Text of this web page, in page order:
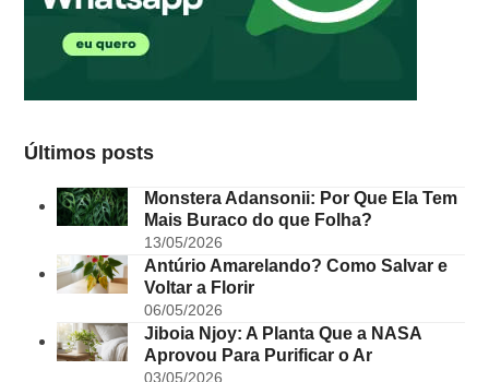
Últimos posts
Monstera Adansonii: Por Que Ela Tem
Mais Buraco do que Folha?
13/05/2026
Antúrio Amarelando? Como Salvar e
Voltar a Florir
06/05/2026
Jiboia Njoy: A Planta Que a NASA
Aprovou Para Purificar o Ar
03/05/2026